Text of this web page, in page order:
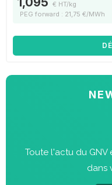
€ HT/kg
PEG forward : 21,75 €/MWh
Toute l'actu du GNV
dans